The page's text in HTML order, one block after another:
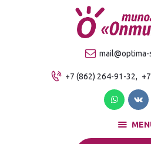
+7 (862) 264-91-32,
Качественная
О компании
Продукция
Услуги
Прайс-лист
Для клиентов